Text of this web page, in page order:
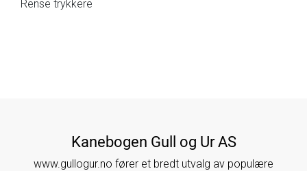
Rense trykkere
Kanebogen Gull og Ur AS
www.gullogur.no fører et bredt utvalg av populære